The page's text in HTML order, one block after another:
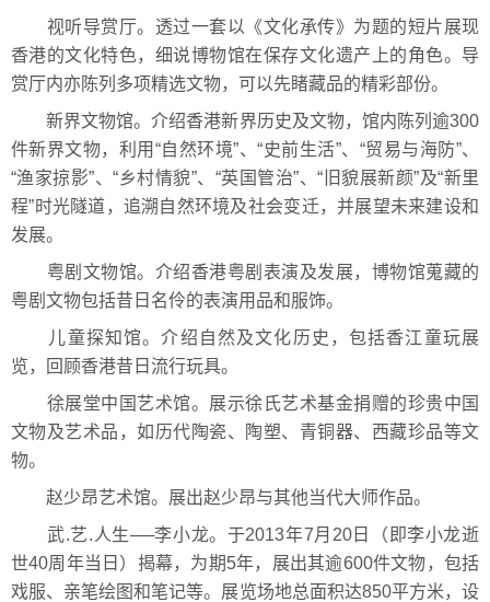
视听导赏厅。透过一套以《文化承传》为题的短片展现
香港的文化特色，细说博物馆在保存文化遗产上的角色。导
赏厅内亦陈列多项精选文物，可以先睹藏品的精彩部份。
新界文物馆。介绍香港新界历史及文物，馆内陈列逾300
件新界文物，利用“自然环境”、“史前生活”、“贸易与海防”、
“渔家掠影”、“乡村情貌”、“英国管治”、“旧貌展新颜”及“新里
程”时光隧道，追溯自然环境及社会变迁，并展望未来建设和
发展。
粤剧文物馆。介绍香港粤剧表演及发展，博物馆蒐藏的
粤剧文物包括昔日名伶的表演用品和服饰。
儿童探知馆。介绍自然及文化历史，包括香江童玩展
览，回顾香港昔日流行玩具。
徐展堂中国艺术馆。展示徐氏艺术基金捐赠的珍贵中国
文物及艺术品，如历代陶瓷、陶塑、青铜器、西藏珍品等文
物。
赵少昂艺术馆。展出赵少昂与其他当代大师作品。
武.艺.人生──李小龙。于2013年7月20日（即李小龙逝
世40周年当日）揭幕，为期5年，展出其逾600件文物，包括
戏服、亲笔绘图和笔记等。展览场地总面积达850平方米，设